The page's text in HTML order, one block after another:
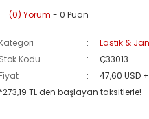
(0) Yorum - 0 Puan
Kategori
Lastik &
Stok Kodu
Ç33013
Fiyat
47,60 USD
*273,19 TL den başlayan taksitlerle!